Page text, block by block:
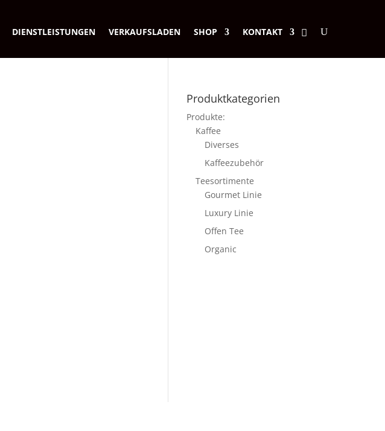
DIENSTLEISTUNGEN VERKAUFSLADEN SHOP KONTAKT
Produktkategorien
Produkte:
Kaffee
Diverses
Kaffeezubehör
Teesortimente
Gourmet Linie
Luxury Linie
Offen Tee
Organic